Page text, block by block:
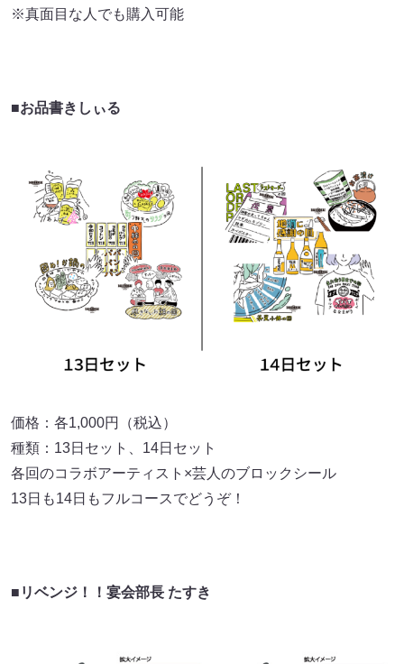
※真面目な人でも購入可能
■お品書きしぃる
価格：各1,000円（税込）
種類：13日セット、14日セット
各回のコラボアーティスト×芸人のブロックシール
13日も14日もフルコースでどうぞ！
■リベンジ！！宴会部長 たすき